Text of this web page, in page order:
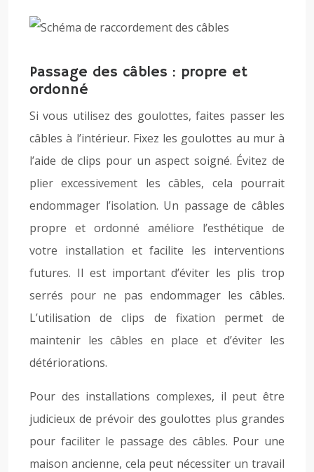
Passage des câbles : propre et
ordonné
Si vous utilisez des goulottes, faites passer les
câbles à l’intérieur. Fixez les goulottes au mur à
l’aide de clips pour un aspect soigné. Évitez de
plier excessivement les câbles, cela pourrait
endommager l’isolation. Un passage de câbles
propre et ordonné améliore l’esthétique de
votre installation et facilite les interventions
futures. Il est important d’éviter les plis trop
serrés pour ne pas endommager les câbles.
L’utilisation de clips de fixation permet de
maintenir les câbles en place et d’éviter les
détériorations.
Pour des installations complexes, il peut être
judicieux de prévoir des goulottes plus grandes
pour faciliter le passage des câbles. Pour une
maison ancienne, cela peut nécessiter un travail